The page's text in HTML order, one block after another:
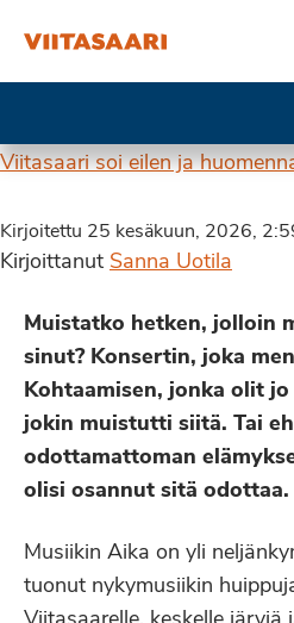
Viitasaari soi eilen ja
Kirjoitettu 25 kesäkuun, 2026,
Kirjoittanut Sanna Uotila
Muistatko hetken, jolloin
sinut? Konsertin, joka
Kohtaamisen, jonka olit
jokin muistutti siitä. Tai
odottamattoman
olisi osannut sitä odottaa.
Musiikin Aika on yli
tuonut nykymusiikin